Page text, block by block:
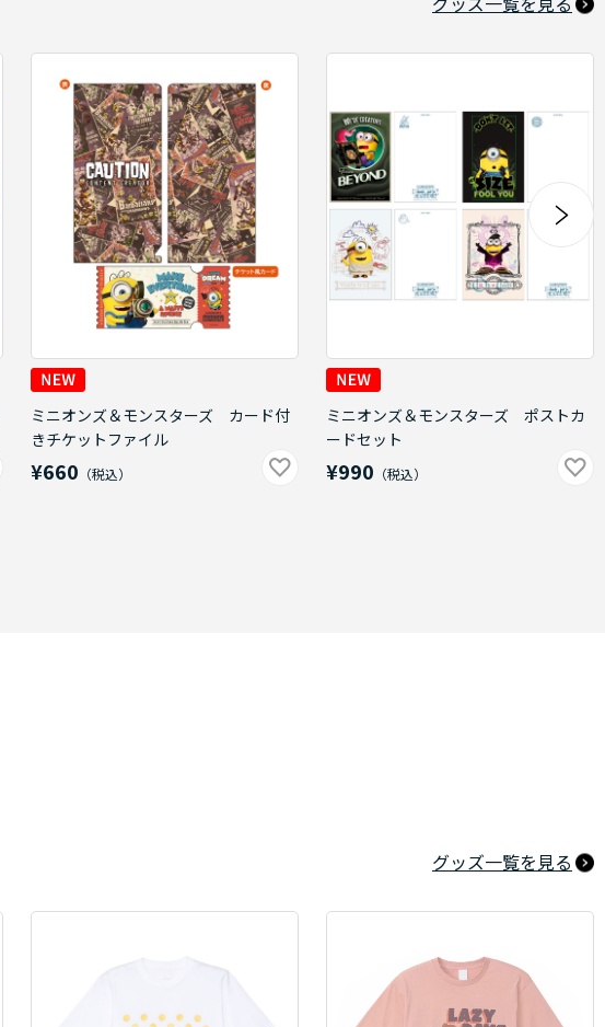
ミニオンズ＆モンスターズ カード付
きチケットファイル
¥660
ミニオンズ＆モンスターズ ポストカ
ードセット
¥990
グッズ一覧を見る